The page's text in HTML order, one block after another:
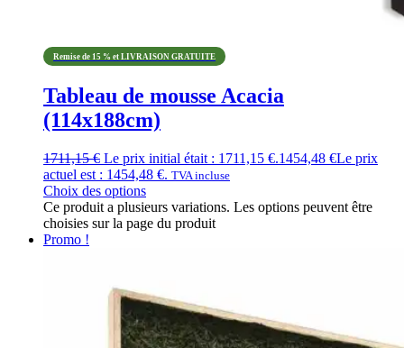
Remise de 15 % et LIVRAISON GRATUITE
Tableau de mousse Acacia
(114x188cm)
1711,15€ Le prix initial était : 1711,15 €.1454,48 €Le prix
actuel est : 1454,48 €. TVA incluse
Choix des options
Ce produit a plusieurs variations. Les options peuvent être
choisies sur la page du produit
Promo !